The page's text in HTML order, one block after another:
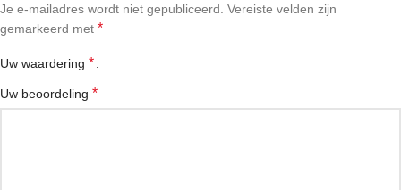
Je e-mailadres wordt niet gepubliceerd. Vereiste velden zijn
gemarkeerd met *
Uw waardering *
Uw beoordeling *